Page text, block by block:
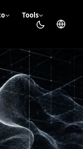
Tools